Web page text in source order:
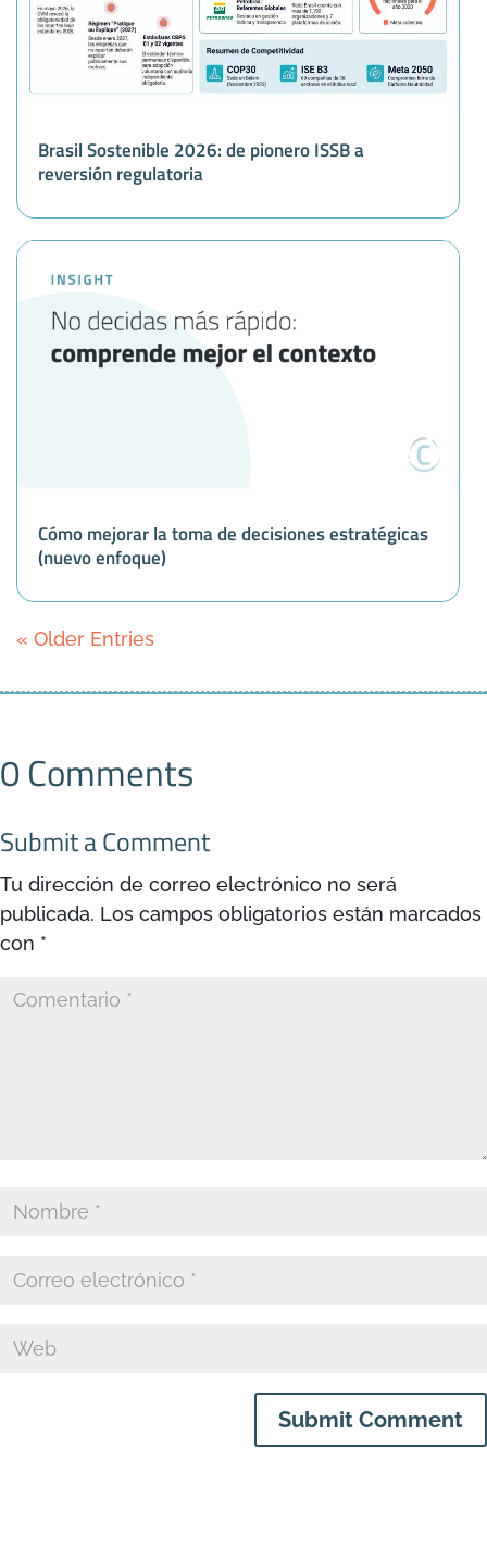
Brasil Sostenible 2026: de pionero ISSB a
reversión regulatoria
Cómo mejorar la toma de decisiones estratégicas
(nuevo enfoque)
« Older Entries
0 Comments
Submit a Comment
Tu dirección de correo electrónico no será
publicada. Los campos obligatorios están marcados
con *
Submit Comment